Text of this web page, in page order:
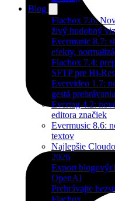
Blog
Flacbox 7.6:
živý hudobný
Evermusic 8.7:
efekty,
Flacbox 7.4:
SFTP pre Hi-
Evervideo 1.7:
gestá prehrávania
Evertag 4.2:
editora značiek
Evermusic 8.6:
textov
Najlepšie
2026
Export
OpenAI
Prehrávajte
Flacbox